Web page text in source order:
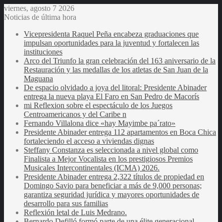
viernes, agosto 7 2026
Noticias de última hora
Vicepresidenta Raquel Peña encabeza graduaciones que
impulsan oportunidades para la juventud y fortalecen las
instituciones
Arco del Triunfo la gran celebración del 163 aniversario de la
Restauración y las medallas de los atletas de San Juan de la
Maguana
De espacio olvidado a joya del litoral: Presidente Abinader
entrega la nueva playa El Faro en San Pedro de Macorís
mi Reflexion sobre el espectáculo de los Juegos
Centroamericanos y del Caribe n
Fernando Villalona dice «hay Mayimbe pa´rato»
Presidente Abinader entrega 112 apartamentos en Boca Chica
fortaleciendo el acceso a viviendas dignas
Steffany Constanza es seleccionada a nivel global como
Finalista a Mejor Vocalista en los prestigiosos Premios
Musicales Intercontinentales (ICMA) 2026.
Presidente Abinader entrega 2,322 títulos de propiedad en
Domingo Savio para beneficiar a más de 9,000 personas;
garantiza seguridad jurídica y mayores oportunidades de
desarrollo para sus familias
Reflexión letal de Luis Medrano.